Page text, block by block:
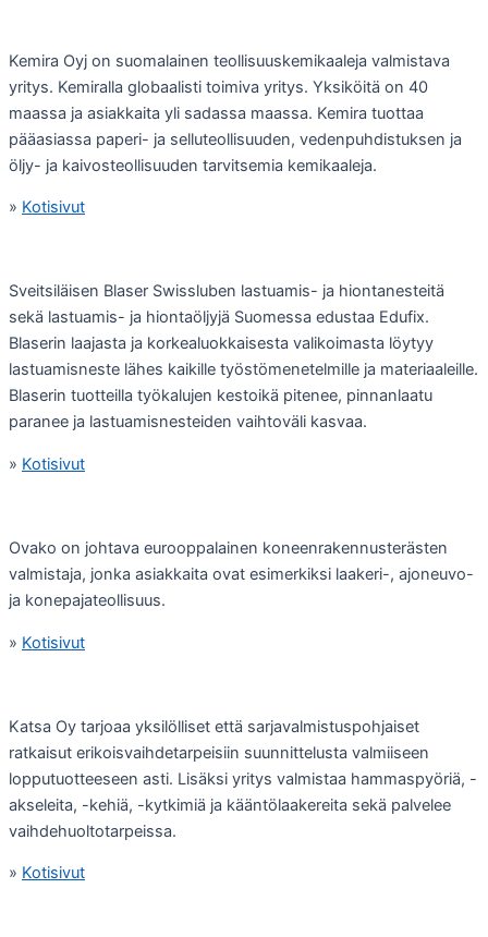
Kemira Oyj on suomalainen teollisuuskemikaaleja valmistava
yritys. Kemiralla globaalisti toimiva yritys. Yksiköitä on 40
maassa ja asiakkaita yli sadassa maassa. Kemira tuottaa
pääasiassa paperi- ja selluteollisuuden, vedenpuhdistuksen ja
öljy- ja kaivosteollisuuden tarvitsemia kemikaaleja.
» Kotisivut
Sveitsiläisen Blaser Swissluben lastuamis- ja hiontanesteitä
sekä lastuamis- ja hiontaöljyjä Suomessa edustaa Edufix.
Blaserin laajasta ja korkealuokkaisesta valikoimasta löytyy
lastuamisneste lähes kaikille työstömenetelmille ja materiaaleille.
Blaserin tuotteilla työkalujen kestoikä pitenee, pinnanlaatu
paranee ja lastuamisnesteiden vaihtoväli kasvaa.
» Kotisivut
Ovako on johtava eurooppalainen koneenrakennusterästen
valmistaja, jonka asiakkaita ovat esimerkiksi laakeri-, ajoneuvo-
ja konepajateollisuus.
» Kotisivut
Katsa Oy tarjoaa yksilölliset että sarjavalmistuspohjaiset
ratkaisut erikoisvaihdetarpeisiin suunnittelusta valmiiseen
lopputuotteeseen asti. Lisäksi yritys valmistaa hammaspyöriä, -
akseleita, -kehiä, -kytkimiä ja kääntölaakereita sekä palvelee
vaihdehuoltotarpeissa.
» Kotisivut